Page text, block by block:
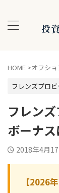
投
HOME >オフシ
フレンズプロビ
フレン
ボーナ
2018年4月
【2026